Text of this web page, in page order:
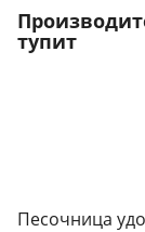
тупит
Песочница